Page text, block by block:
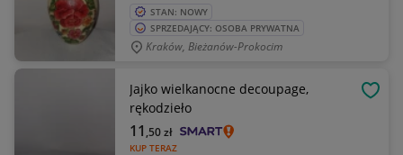
STAN: NOWY
SPRZEDAJĄCY: OSOBA PRYWATNA
Kraków, Bieżanów-Prokocim
Jajko wielkanocne decoupage,
rękodzieło
KUP TERAZ
11 ,50zł